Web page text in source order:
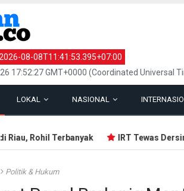
08-08T11:41:53.395+07:00
17:52:27 GMT+0000 (Coordinated Universal
LOKAL NASIONAL
Rohil Terbanyak IRT Tewas
Politik & Hukum